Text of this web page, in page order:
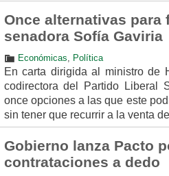
Once alternativas para
senadora Sofía Gaviria
Económicas Política
En carta dirigida al ministro de
codirectora del Partido Liberal
once opciones a las que este
sin tener que recurrir a la venta
Gobierno lanza Pacto
contrataciones a dedo